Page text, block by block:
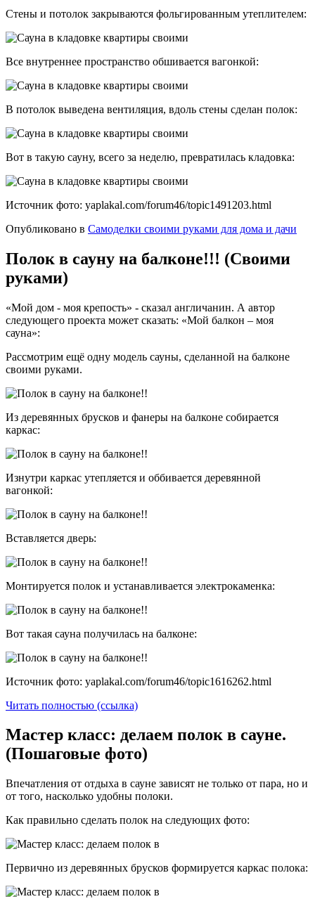
Стены и потолок закрываются фольгированным утеплителем:
Все внутреннее пространство обшивается вагонкой:
В потолок выведена вентиляция, вдоль стены сделан полок:
Вот в такую сауну, всего за неделю, превратилась кладовка:
Источник фото: yaplakal.com/forum46/topic1491203.html
Опубликовано в Самоделки своими руками для дома и дачи
Полок в сауну на балконе!!! (Своими
руками)
«Мой дом - моя крепость» - сказал англичанин. А автор
следующего проекта может сказать: «Мой балкон – моя
сауна»:
Рассмотрим ещё одну модель сауны, сделанной на балконе
своими руками.
Из деревянных брусков и фанеры на балконе собирается
каркас:
Изнутри каркас утепляется и оббивается деревянной
вагонкой:
Вставляется дверь:
Монтируется полок и устанавливается электрокаменка:
Вот такая сауна получилась на балконе:
Источник фото: yaplakal.com/forum46/topic1616262.html
Читать полностью (ссылка)
Мастер класс: делаем полок в сауне.
(Пошаговые фото)
Впечатления от отдыха в сауне зависят не только от пара, но и
от того, насколько удобны полоки.
Как правильно сделать полок на следующих фото:
Первично из деревянных брусков формируется каркас полока: